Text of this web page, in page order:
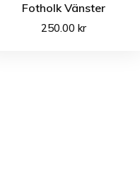
Fotholk Vänster
250.00 kr